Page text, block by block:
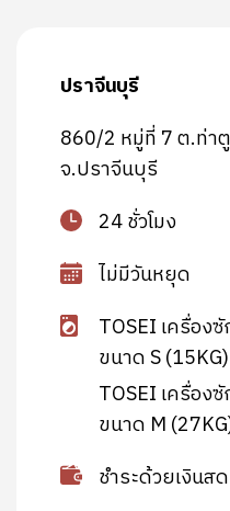
ปราจีนบุรี
860/2 หมู่ที่ 7 ต.ท่า
จ.ปราจีนบุรี
24 ชั่วโมง
ไม่มีวันหยุด
TOSEI เครื่อง
ขนาด S (15KG)
TOSEI เครื่อง
ขนาด M
ชำระด้วยเงินสด